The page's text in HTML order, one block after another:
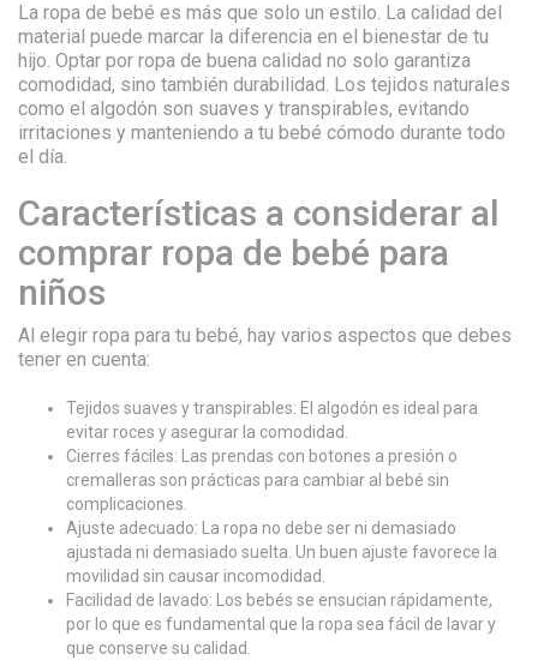
La ropa de bebé es más que solo un estilo. La calidad del
material puede marcar la diferencia en el bienestar de tu
hijo. Optar por ropa de buena calidad no solo garantiza
comodidad, sino también durabilidad. Los tejidos naturales
como el algodón son suaves y transpirables, evitando
irritaciones y manteniendo a tu bebé cómodo durante todo
el día.
Características a considerar al
comprar ropa de bebé para
niños
Al elegir ropa para tu bebé, hay varios aspectos que debes
tener en cuenta:
Tejidos suaves y transpirables: El algodón es ideal para
evitar roces y asegurar la comodidad.
Cierres fáciles: Las prendas con botones a presión o
cremalleras son prácticas para cambiar al bebé sin
complicaciones.
Ajuste adecuado: La ropa no debe ser ni demasiado
ajustada ni demasiado suelta. Un buen ajuste favorece la
movilidad sin causar incomodidad.
Facilidad de lavado: Los bebés se ensucian rápidamente,
por lo que es fundamental que la ropa sea fácil de lavar y
que conserve su calidad.